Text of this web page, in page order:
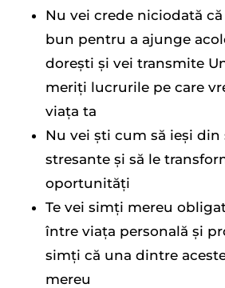
Nu vei crede niciodată
bun pentru a ajunge
dorești și vei transmite
meriți lucrurile pe care
viața ta
Nu vei ști cum să ieși
stresante și să le
oportunități
Te vei simți mereu
între viața personală și
simți că una dintre
mereu